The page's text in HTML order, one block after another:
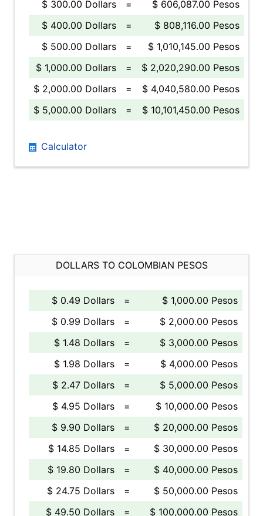
$ 300.00 Dollars
=
$ 606,087.00 Pesos
$ 400.00 Dollars
=
$ 808,116.00 Pesos
$ 500.00 Dollars
=
$ 1,010,145.00 Pesos
$ 1,000.00 Dollars
=
$ 2,020,290.00 Pesos
$ 2,000.00 Dollars
=
$ 4,040,580.00 Pesos
$ 5,000.00 Dollars
= $ 10,101,450.00 Pesos
Calculator
DOLLARS TO COLOMBIAN PESOS
$ 0.49 Dollars =
$ 1,000.00 Pesos
$ 0.99 Dollars
=
$ 2,000.00 Pesos
$ 1.48 Dollars
=
$ 3,000.00 Pesos
$ 1.98 Dollars
=
$ 4,000.00 Pesos
$ 2.47 Dollars
=
$ 5,000.00 Pesos
$ 4.95 Dollars
=
$ 10,000.00 Pesos
$ 9.90 Dollars
=
$ 20,000.00 Pesos
$ 14.85 Dollars
=
$ 30,000.00 Pesos
$ 19.80 Dollars
=
$ 40,000.00 Pesos
$ 24.75 Dollars
=
$ 50,000.00 Pesos
$ 49.50 Dollars
= $ 100,000.00 Pesos